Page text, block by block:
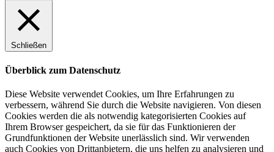
Schließen
Überblick zum Datenschutz
Diese Website verwendet Cookies, um Ihre Erfahrungen zu
verbessern, während Sie durch die Website navigieren. Von diesen
Cookies werden die als notwendig kategorisierten Cookies auf
Ihrem Browser gespeichert, da sie für das Funktionieren der
Grundfunktionen der Website unerlässlich sind. Wir verwenden
auch Cookies von Drittanbietern, die uns helfen zu analysieren und